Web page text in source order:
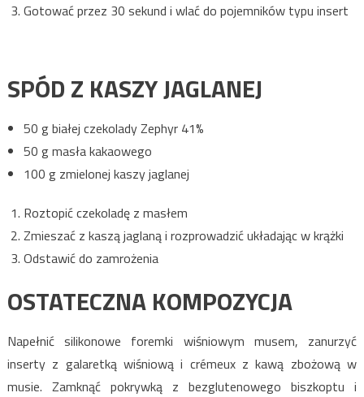
Gotować przez 30 sekund i wlać do pojemników typu insert
SPÓD Z KASZY JAGLANEJ
50 g białej czekolady Zephyr 41%
50 g masła kakaowego
100 g zmielonej kaszy jaglanej
Roztopić czekoladę z masłem
Zmieszać z kaszą jaglaną i rozprowadzić układając w krążki
Odstawić do zamrożenia
OSTATECZNA KOMPOZYCJA
Napełnić silikonowe foremki wiśniowym musem, zanurzyć
inserty z galaretką wiśniową i crémeux z kawą zbożową w
musie. Zamknąć pokrywką z bezglutenowego biszkoptu i